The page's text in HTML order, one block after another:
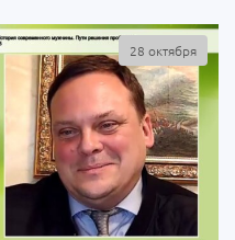
28 октября